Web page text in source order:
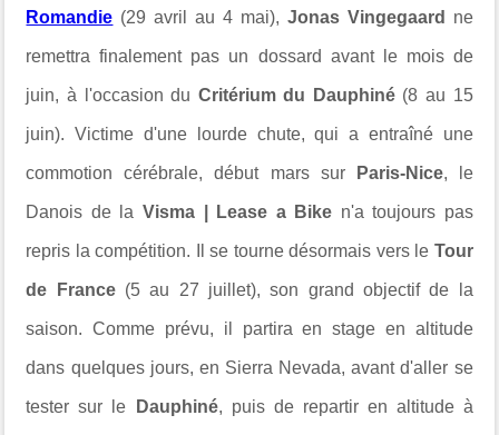
Romandie (29 avril au 4 mai), Jonas Vingegaard ne
remettra finalement pas un dossard avant le mois de
juin, à l'occasion du Critérium du Dauphiné(8 au 15
juin). Victime d'une lourde chute, qui a entraîné une
commotion cérébrale, début mars sur Paris-Nice, le
Danois de la Visma | Lease a Bike n'a toujours pas
repris la compétition. Il se tourne désormais vers le Tour
de France(5 au 27 juillet), son grand objectif de la
saison. Comme prévu, il partira en stage en altitude
dans quelques jours, en Sierra Nevada, avant d'aller se
tester sur le Dauphiné, puis de repartir en altitude à